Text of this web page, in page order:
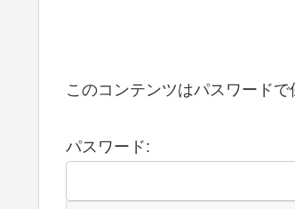
このコンテンツはパスワード
パスワード: